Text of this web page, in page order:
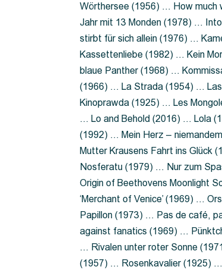
Wörthersee (1956) … How much
Jahr mit 13 Monden (1978) …
stirbt für sich allein (1976) …
Kassettenliebe (1982) … Kein
blaue Panther (1968) …
(1966) … La Strada (1954) …
Kinoprawda (1925) … Les
… Lo and Behold (2016) … Lola
(1992) … Mein Herz –
Mutter Krausens Fahrt ins
Nosferatu (1979) … Nur zum
Origin of Beethovens Moonlight
‘Merchant of Venice’ (1969) …
Papillon (1973) … Pas de café,
against fanatics (1969) …
… Rivalen unter roter Sonne
(1957) … Rosenkavalier (1925)